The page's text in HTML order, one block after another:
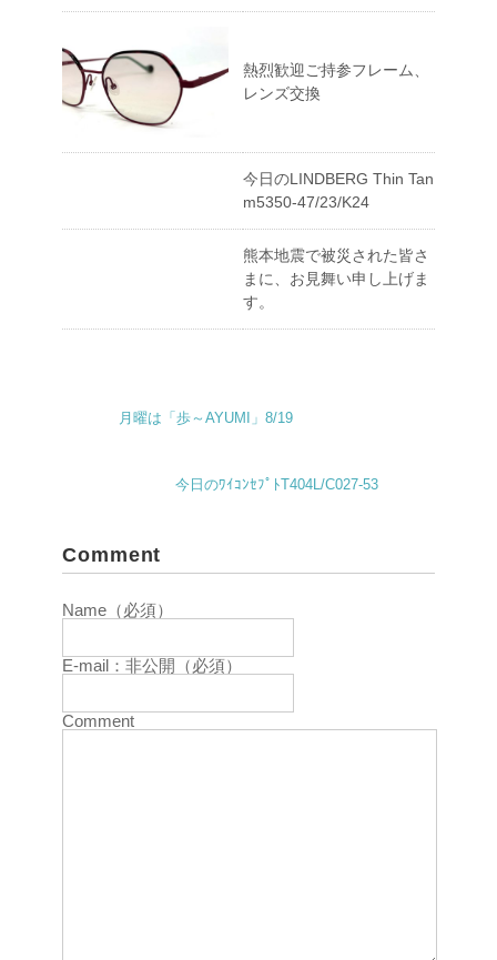
熱烈歓迎ご持参フレーム、
レンズ交換
今日のLINDBERG Thin Tan
m5350-47/23/K24
熊本地震で被災された皆さ
まに、お見舞い申し上げま
す。
月曜は「歩～AYUMI」8/19
今日のﾜｲｺﾝｾﾌﾟﾄT404L/C027-53
Comment
Name（必須）
E-mail：非公開（必須）
Comment